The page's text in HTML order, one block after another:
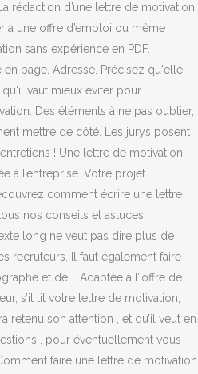
rédaction d’une lettre de motivation
à une offre d’emploi ou même
sans expérience en PDF.
page. Adresse. Précisez qu'elle
vaut mieux éviter pour
Des éléments à ne pas oublier,
mettre de côté. Les jurys posent
! Une lettre de motivation
à l’entreprise. Votre projet
comment écrire une lettre
nos conseils et astuces
long ne veut pas dire plus de
recruteurs. Il faut également faire
et de … Adaptée à l’’offre de
s’il lit votre lettre de motivation,
retenu son attention , et qu’il veut en
, pour éventuellement vous
faire une lettre de motivation